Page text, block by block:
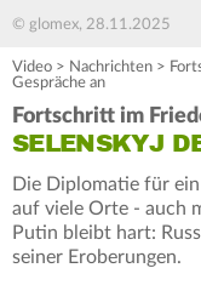
© glomex, 28.11.2025
Video > Nachrichten >
Gespräche an
Fortschritt im
SELENSKYJ
Die Diplomatie für
auf viele Orte - auch
Putin bleibt hart:
seiner Eroberungen.